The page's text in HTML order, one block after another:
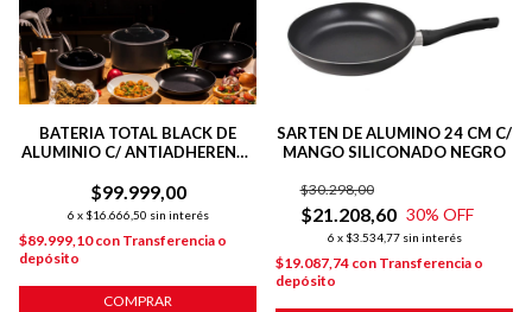
BATERIA TOTAL BLACK DE
ALUMINIO C/ ANTIADHERENTE
$99.999,00
6 x $16.666,50 sin interés
$89.999,10con Transferencia o
depósito
COMPRAR
SARTEN DE ALUMINO 24 CM C/
MANGO SILICONADO NEGRO
$21.208,60
$30.298,00
30% OFF
6 x $3.534,77 sin interés
$19.087,74 con Transferencia o
depósito